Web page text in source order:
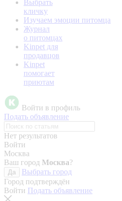
Выбрать
кличку
Изучаем эмоции питомца
Журнал
о питомцах
Kinpet для
продавцов
Kinpet
помогает
приютам
Войти в профиль
Подать объявление
Нет результатов
Войти
Москва
Ваш город Москва?
Да
Выбрать город
Город подтверждён
Войти Подать объявление